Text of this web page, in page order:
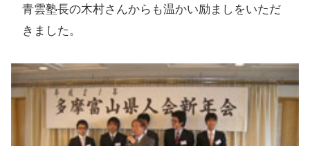
青雲塾長の木村さんからも温かい励ましをいただ
きました。